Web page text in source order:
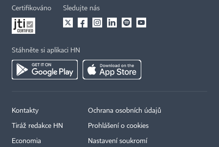
Certifikováno Sledujte nás
Stáhněte si aplikaci HN
Kontakty
Tiráž redakce HN
Economia
Ochrana osobních údajů
Prohlášení o cookies
Nastavení soukromí